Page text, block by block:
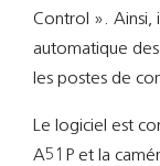
Control ». Ainsi,
automatique
les postes de
Le logiciel est
A51P et la